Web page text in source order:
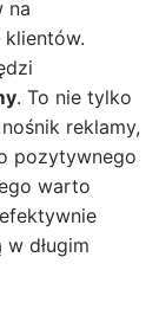
na
. To nie tylko
reklamy,
pozytywnego
warto
długim